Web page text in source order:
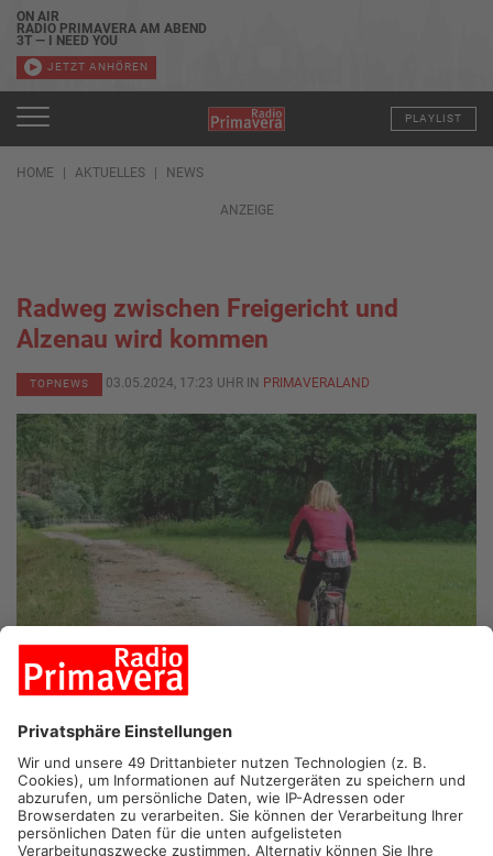
ON AIR
RADIO PRIMAVERA AM ABEND
3T — I NEED YOU
JETZT ANHÖREN
PLAYLIST
HOME AKTUELLES NEWS
ANZEIGE
Radweg zwischen Freigericht und
Alzenau wird kommen
TOPNEWS 03.05.2024, 17:23 UHR IN PRIMAVERALAND
FREIGERICHT/ ALZENAU. Zwischen Alzenau und Freigericht
soll es schon bald einen Fahrradweg geben. Beide Gemeinden
haben heute eine Vereinbarung unterzeichnet. Damit wird die
Verkehrssituation allgemein sicherer.